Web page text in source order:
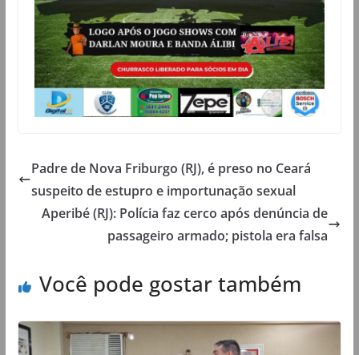
Padre de Nova Friburgo (RJ), é preso no Ceará
suspeito de estupro e importunação sexual
Aperibé (RJ): Polícia faz cerco após denúncia de
passageiro armado; pistola era falsa
Você pode gostar também